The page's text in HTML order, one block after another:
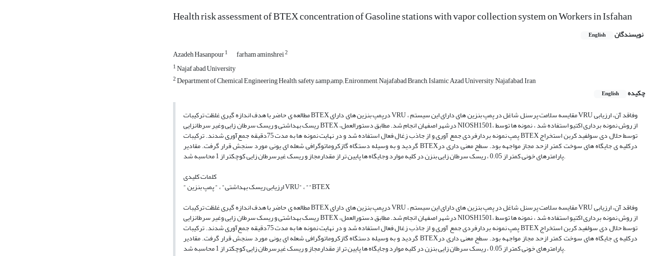
Health risk assessment of BTEX concentration of Gasoline stations with vapor collection system on Workers in Isfahan
نویسندگان English
Azadeh Hasanpour1 farham aminshrei2
1Najaf abad University
2Department of Chemical Engineering Health, safety &amp;amp; Enironment, Najafabad Branch, Islamic Azad University, Najafabad, Iran
چکیده
English
مطالعه ی حاضر با هدف اندازه گیری غلظت ترکیبات BTEX درپمپ بنزین های دارای VRU ، مقایسه سلامت پرسنل شاغل در پمپ بنزین های دارای این سیستم VRU وفاقد آن، ارزیابی
ریسک بهداشتی و ریسک سرطان زایی وغیر سرطانزایی BTEX ،درشهر اصفهان انجام شد. مطابق دستورالعمل NIOSH1501، از روش نمونه برداری اکتیو استفاده شد ، نمونه ها توسط
پمپ نمونه بردارفردی جمع آوری و از جاذب زغال فعال استفاده شد و در نهایت نمونه ها به مدت 75دقیقه جمع‌آوری شدند. ترکیبات BTEX توسط حلال دی ‌سولفید کربن استخراج
گردید و به وسیله دستگاه گازکروماتوگرافی شعله ای یونی مورد سنجش قرار گرفت. مقادیر BTEXدرکلیه ی جایگاه های سوخت کمتر ازحد مجاز مواجهه بود. سطح معنی داری در
پارامترهای خونی کمتر از 0.05 ، ریسک سرطان زایی بنزن در کلیه موارد وجایگاه ها پایین تر از مقدارمجاز و ریسک غیرسرطان زایی کوچکتر از 1 محاسبه شد.
کلمات کلیدی
" ارزیابی ریسک بهداشتی" ، " پمپ بنزین VRU" ، ""BTEX
مطالعه ی حاضر با هدف اندازه گیری غلظت ترکیبات BTEX درپمپ بنزین های دارای VRU ، مقایسه سلامت پرسنل شاغل در پمپ بنزین های دارای این سیستم VRU وفاقد آن، ارزیابی
ریسک بهداشتی و ریسک سرطان زایی وغیر سرطانزایی BTEX ،درشهر اصفهان انجام شد. مطابق دستورالعمل NIOSH1501، از روش نمونه برداری اکتیو استفاده شد ، نمونه ها توسط
پمپ نمونه بردارفردی جمع آوری و از جاذب زغال فعال استفاده شد و در نهایت نمونه ها به مدت 75دقیقه جمع‌آوری شدند. ترکیبات BTEX توسط حلال دی ‌سولفید کربن استخراج
گردید و به وسیله دستگاه گازکروماتوگرافی شعله ای یونی مورد سنجش قرار گرفت. مقادیر BTEXدرکلیه ی جایگاه های سوخت کمتر ازحد مجاز مواجهه بود. سطح معنی داری در
پارامترهای خونی کمتر از 0.05 ، ریسک سرطان زایی بنزن در کلیه موارد وجایگاه ها پایین تر از مقدارمجاز و ریسک غیرسرطان زایی کوچکتر از 1 محاسبه شد.